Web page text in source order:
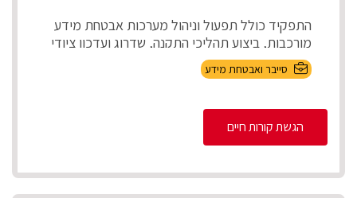
התפקיד כולל תפעול וניהול מערכות אבטחת מידע
מורכבות, ביצוע תהליכי התקנה, שדרוג ועדכון ציודי
אבטחת ...סייבר ואבטחת מידע
הגשת קורות חיים